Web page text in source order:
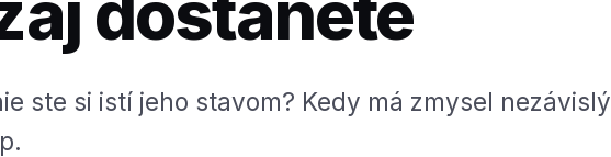
ste si istí jeho stavom? Kedy má zmysel nezávislý